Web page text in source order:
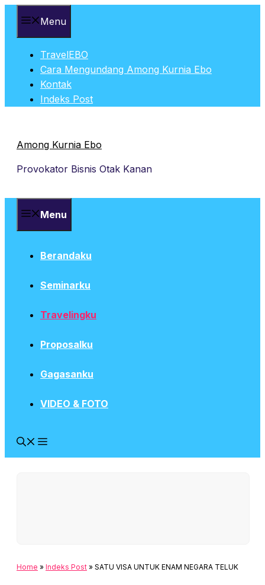
content
Menu
TravelEBO
Cara Mengundang Among Kurnia Ebo
Kontak
Indeks Post
Among Kurnia Ebo
Provokator Bisnis Otak Kanan
Menu
Berandaku
Seminarku
Travelingku
Proposalku
Gagasanku
VIDEO & FOTO
Home » Indeks Post » SATU VISA UNTUK ENAM NEGARA TELUK